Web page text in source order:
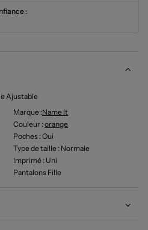
:
Ajustable
Marque :Name It
Couleur : orange
Poches : Oui
Type de taille : Normale
Imprimé : Uni
Pantalons Fille